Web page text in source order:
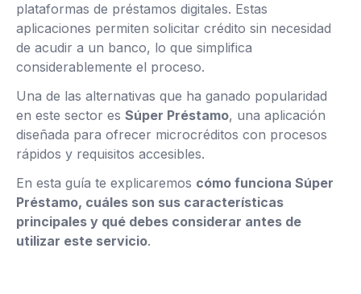
plataformas de préstamos digitales. Estas
aplicaciones permiten solicitar crédito sin necesidad
de acudir a un banco, lo que simplifica
considerablemente el proceso.
Una de las alternativas que ha ganado popularidad
en este sector es Súper Préstamo, una aplicación
diseñada para ofrecer microcréditos con procesos
rápidos y requisitos accesibles.
En esta guía te explicaremos cómo funciona Súper
Préstamo, cuáles son sus características
principales y qué debes considerar antes de
utilizar este servicio.